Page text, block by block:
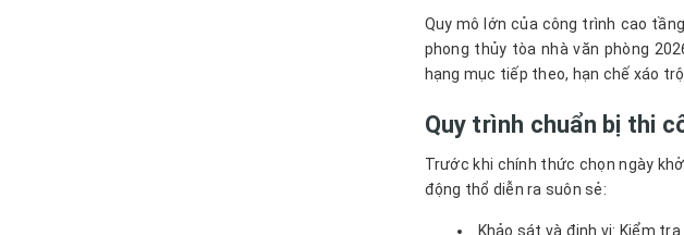
Quy mô lớn của công trình cao
phong thủy tòa nhà văn phòng
hạng mục tiếp theo, hạn chế xáo
Quy trình chuẩn bị thi
Trước khi chính thức chọn ngày
động thổ diễn ra suôn sẻ:
Khảo sát và định vị: Kiểm